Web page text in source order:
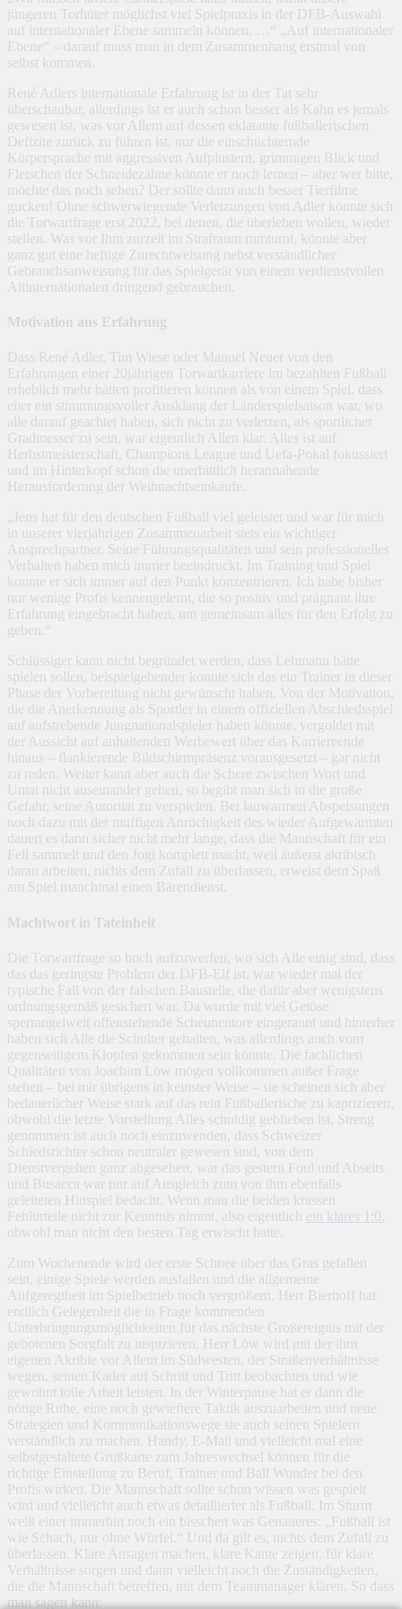
jüngeren Torhüter möglichst viel Spielpraxis in der DFB-Auswahl
auf internationaler Ebene sammeln können. …“ „Auf internationaler
Ebene“ – darauf muss man in dem Zusammenhang erstmal von
selbst kommen.
René Adlers internationale Erfahrung ist in der Tat sehr
überschaubar, allerdings ist er auch schon besser als Kahn es jemals
gewesen ist, was vor Allem auf dessen eklatante fußballerischen
Defizite zurück zu führen ist, nur die einschüchternde
Körpersprache mit aggressiven Aufplustern, grimmigen Blick und
Fletschen der Schneidezähne könnte er noch lernen – aber wer bitte,
möchte das noch sehen? Der sollte dann auch besser Tierfilme
gucken! Ohne schwerwiegende Verletzungen von Adler könnte sich
die Torwartfrage erst 2022, bei denen, die überleben wollen, wieder
stellen. Was vor Ihm zurzeit im Strafraum rumturnt, könnte aber
ganz gut eine heftige Zurechtweisung nebst verständlicher
Gebrauchsanweisung für das Spielgerät von einem verdienstvollen
Altinternationalen dringend gebrauchen.
Motivation aus Erfahrung
Dass René Adler, Tim Wiese oder Manuel Neuer von den
Erfahrungen einer 20jährigen Torwartkarriere im bezahlten Fußball
erheblich mehr hätten profitieren können als von einem Spiel, dass
eher ein stimmungsvoller Ausklang der Länderspielsaison war, wo
alle darauf geachtet haben, sich nicht zu verletzen, als sportlicher
Gradmesser zu sein, war eigentlich Allen klar. Alles ist auf
Herbstmeisterschaft, Champions League und Uefa-Pokal fokussiert
und im Hinterkopf schon die unerbittlich herannahende
Herausforderung der Weihnachtseinkäufe.
„Jens hat für den deutschen Fußball viel geleistet und war für mich
in unserer vierjährigen Zusammenarbeit stets ein wichtiger
Ansprechpartner. Seine Führungsqualitäten und sein professionelles
Verhalten haben mich immer beeindruckt. Im Training und Spiel
konnte er sich immer auf den Punkt konzentrieren. Ich habe bisher
nur wenige Profis kennengelernt, die so positiv und prägnant ihre
Erfahrung eingebracht haben, um gemeinsam alles für den Erfolg zu
geben.“
Schlüssiger kann nicht begründet werden, dass Lehmann hätte
spielen sollen, beispielgebender konnte sich das ein Trainer in dieser
Phase der Vorbereitung nicht gewünscht haben. Von der Motivation,
die die Anerkennung als Sportler in einem offiziellen Abschiedsspiel
auf aufstrebende Jungnationalspieler haben könnte, vergoldet mit
der Aussicht auf anhaltenden Werbewert über das Karriereende
hinaus – flankierende Bildschirmpräsenz vorausgesetzt – gar nicht
zu reden. Weiter kann aber auch die Schere zwischen Wort und
Untat nicht auseinander gehen, so begibt man sich in die große
Gefahr, seine Autorität zu verspielen. Bei lauwarmen Abspeisungen
noch dazu mit der muffigen Anrüchigkeit des wieder Aufgewärmten
dauert es dann sicher nicht mehr lange, dass die Mannschaft für ein
Fell sammelt und den Jogi komplett macht, weil äußerst akribisch
daran arbeiten, nichts dem Zufall zu überlassen, erweist dem Spaß
am Spiel manchmal einen Bärendienst.
Machtwort in Tateinheit
Die Torwartfrage so hoch aufzuwerfen, wo sich Alle einig sind, dass
das das geringste Problem der DFB-Elf ist, war wieder mal der
typische Fall von der falschen Baustelle, die dafür aber wenigstens
ordnungsgemäß gesichert war. Da wurde mit viel Getöse
sperrangelweit offenstehende Scheunentore eingerannt und hinterher
haben sich Alle die Schulter gehalten, was allerdings auch vom
gegenseitigem Klopfen gekommen sein könnte. Die fachlichen
Qualitäten von Joachim Löw mögen vollkommen außer Frage
stehen – bei mir übrigens in keinster Weise – sie scheinen sich aber
bedauerlicher Weise stark auf das rein Fußballerische zu kaprizieren,
obwohl die letzte Vorstellung Alles schuldig geblieben ist. Streng
genommen ist auch noch einzuwenden, dass Schweizer
Schiedsrichter schon neutraler gewesen sind, von dem
Dienstvergehen ganz abgesehen, war das gestern Foul und Abseits
und Busacca war nur auf Ausgleich zum von ihm ebenfalls
geleiteten Hinspiel bedacht. Wenn man die beiden krassen
Fehlurteile nicht zur Kenntnis nimmt, also eigentlich ein klares 1:0
obwohl man nicht den besten Tag erwischt hatte.
Zum Wochenende wird der erste Schnee über das Gras gefallen
sein, einige Spiele werden ausfallen und die allgemeine
Aufgeregtheit im Spielbetrieb noch vergrößern. Herr Bierhoff hat
endlich Gelegenheit die in Frage kommenden
Unterbringungsmöglichkeiten für das nächste Großereignis mit der
gebotenen Sorgfalt zu inspizieren, Herr Löw wird mit der ihm
eigenen Akribie vor Allem im Südwesten, der Straßenverhältnisse
wegen, seinen Kader auf Schritt und Tritt beobachten und wie
gewohnt tolle Arbeit leisten. In der Winterpause hat er dann die
nötige Ruhe, eine noch gewieftere Taktik auszuarbeiten und neue
Strategien und Kommunikationswege sie auch seinen Spielern
verständlich zu machen. Handy, E-Mail und vielleicht mal eine
selbstgestaltete Grußkarte zum Jahreswechsel können für die
richtige Einstellung zu Beruf, Trainer und Ball Wunder bei den
Profis wirken. Die Mannschaft sollte schon wissen was gespielt
wird und vielleicht auch etwas detaillierter als Fußball. Im Sturm
weiß einer immerhin noch ein bisschen was Genaueres: „Fußball ist
wie Schach, nur ohne Würfel.“ Und da gilt es, nichts dem Zufall zu
überlassen. Klare Ansagen machen, klare Kante zeigen, für klare
Verhältnisse sorgen und dann vielleicht noch die Zuständigkeiten,
die die Mannschaft betreffen, mit dem Teammanager klären. So dass
man sagen kann: